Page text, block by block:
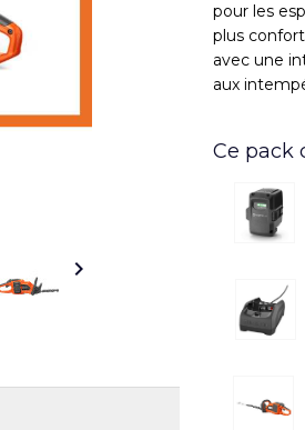

pour les
plus
avec une
aux
Ce pack